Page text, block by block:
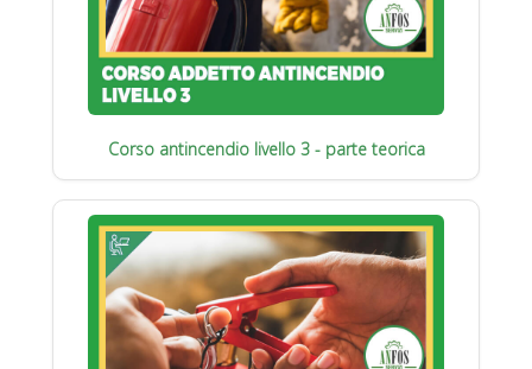
Corso antincendio livello 3 - parte teorica